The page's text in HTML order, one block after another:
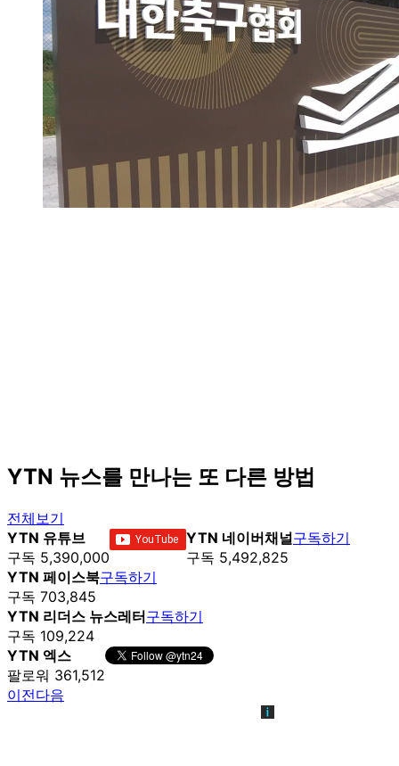
YTN 뉴스를 만나는 또 다른 방법
전체보기
YTN 유튜브
구독 5,390,000
YTN 네이버채널
구독 5,492,825
구독하기
YTN 페이스북
구독 703,845
구독하기
YTN 리더스 뉴스레터
구독 109,224
구독하기
YTN 엑스
팔로워 361,512
이전다음